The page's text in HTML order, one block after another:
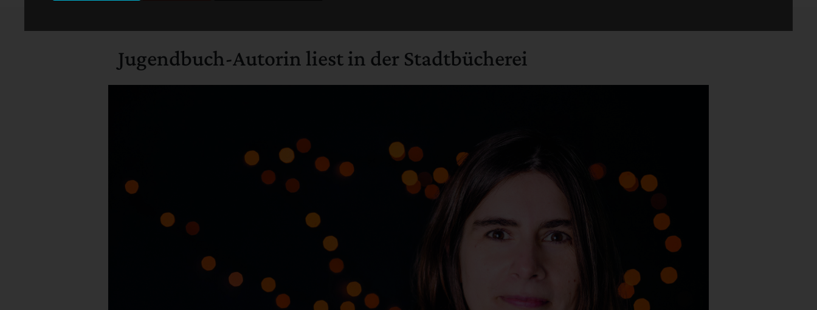
Jugendbuch-Autorin liest in der Stadtbücherei